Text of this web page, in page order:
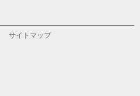
サイトマップ